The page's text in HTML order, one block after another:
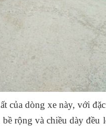
của dòng xe này, với
rộng và chiều dày đều